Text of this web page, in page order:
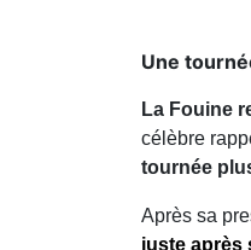
Une
La Fouine
célèbre
tournée
Après sa
juste après